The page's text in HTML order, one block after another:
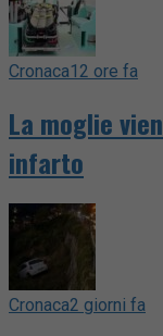
Cronaca12 ore fa
La moglie
infarto
Cronaca2 giorni fa